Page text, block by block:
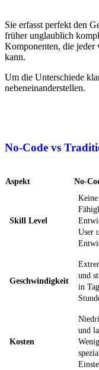
Sie erfasst perfekt den
früher unglaublich
Komponenten, die jeder
kann.
Um die Unterschiede
nebeneinanderstellen.
No-Code vs
Aspekt No-
Skill Level
Keine
User
Geschwindigkeit
und
in
Kosten
und